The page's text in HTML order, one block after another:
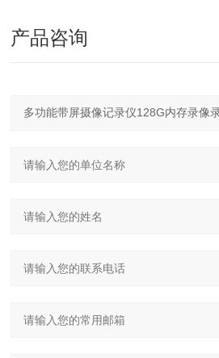
产品咨询